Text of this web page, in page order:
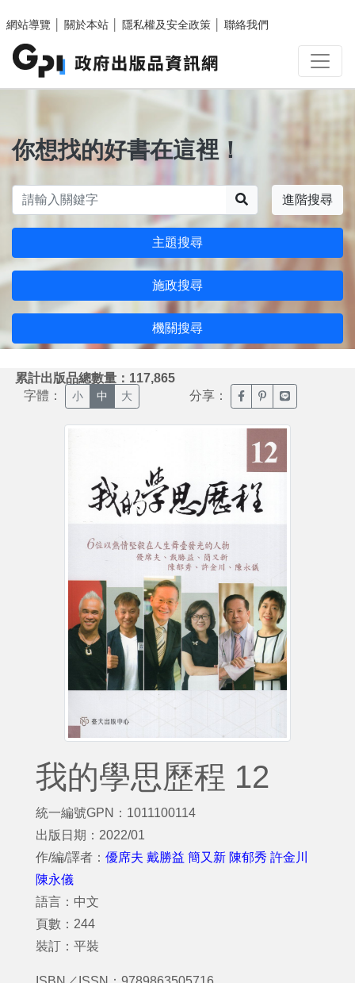
網站導覽
關於本站 隱私權及安全政策 聯絡我們
你想找的好書在這裡！
進階搜尋
主題搜尋
施政搜尋
機關搜尋
累計出版品總數量：117,865
字體： 小 中 大 分享： 臉書分享(另開新視窗)
噗浪分享(另開新
Line分享(另
我的學思歷程 12
統一編號GPN：1011100114
出版日期：2022/01
作/編/譯者： 優席夫 戴勝益 簡又新 陳郁秀 許金川
陳永儀
語言：中文
頁數：244
裝訂：平裝